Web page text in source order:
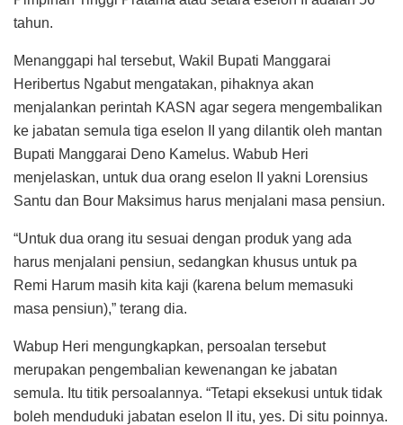
tahun.
Menanggapi hal tersebut, Wakil Bupati Manggarai
Heribertus Ngabut mengatakan, pihaknya akan
menjalankan perintah KASN agar segera mengembalikan
ke jabatan semula tiga eselon II yang dilantik oleh mantan
Bupati Manggarai Deno Kamelus. Wabub Heri
menjelaskan, untuk dua orang eselon II yakni Lorensius
Santu dan Bour Maksimus harus menjalani masa pensiun.
“Untuk dua orang itu sesuai dengan produk yang ada
harus menjalani pensiun, sedangkan khusus untuk pa
Remi Harum masih kita kaji (karena belum memasuki
masa pensiun),” terang dia.
Wabup Heri mengungkapkan, persoalan tersebut
merupakan pengembalian kewenangan ke jabatan
semula. Itu titik persoalannya. “Tetapi eksekusi untuk tidak
boleh menduduki jabatan eselon II itu, yes. Di situ poinnya.